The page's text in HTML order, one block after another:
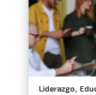
Liderazgo,